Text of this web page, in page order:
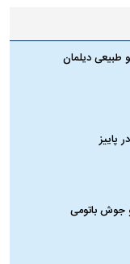
طبیعی دیلمان
پاییز
جوش باتومی